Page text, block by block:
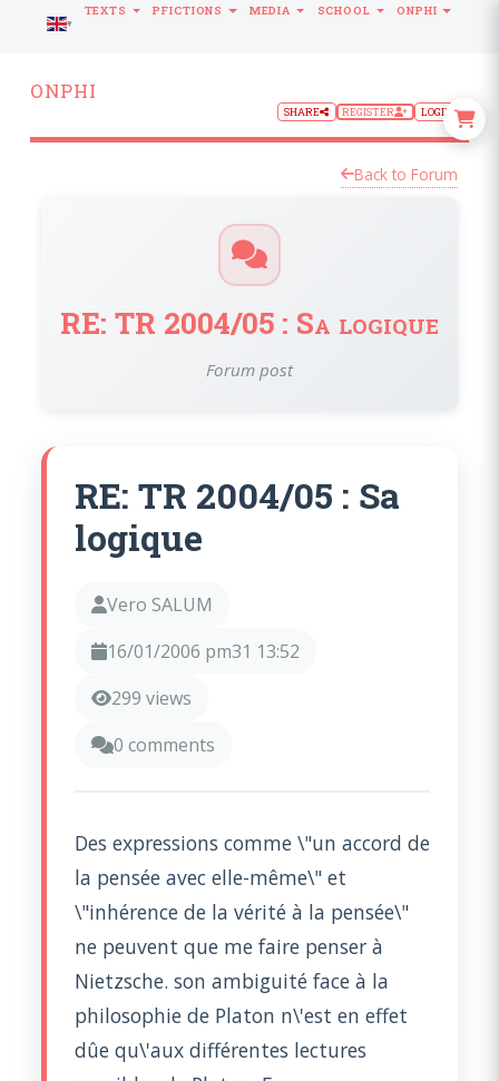
ONPHI
SHARE REGISTER LOGIN
Back to Forum
RE: TR 2004/05 : Sa logique
Forum post
RE: TR 2004/05 : Sa
logique
Vero SALUM
16/01/2006 pm31 13:52
299 views
0 comments
Des expressions comme \"un accord de
la pensée avec elle-même\" et
\"inhérence de la vérité à la pensée\"
ne peuvent que me faire penser à
Nietzsche. son ambiguité face à la
philosophie de Platon n\'est en effet
dûe qu\'aux différentes lectures
LANGUAGE
TEXTS PFICTIONS MEDIA SCHOOL ONPHI